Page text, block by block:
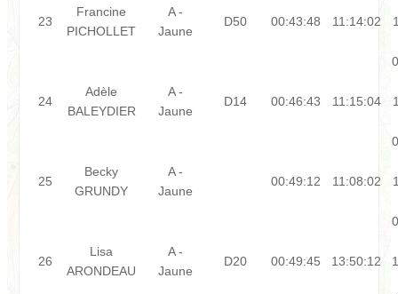
23
Francine
PICHOLLET
A -
Jaune
D50 00:43:48 11:14:02
24
Adèle
BALEYDIER
A -
Jaune
D14 00:46:43 11:15:04
25
Becky
GRUNDY
A -
Jaune
00:49:12 11:08:02
26
Lisa
ARONDEAU
A -
Jaune
D20 00:49:45 13:50:12